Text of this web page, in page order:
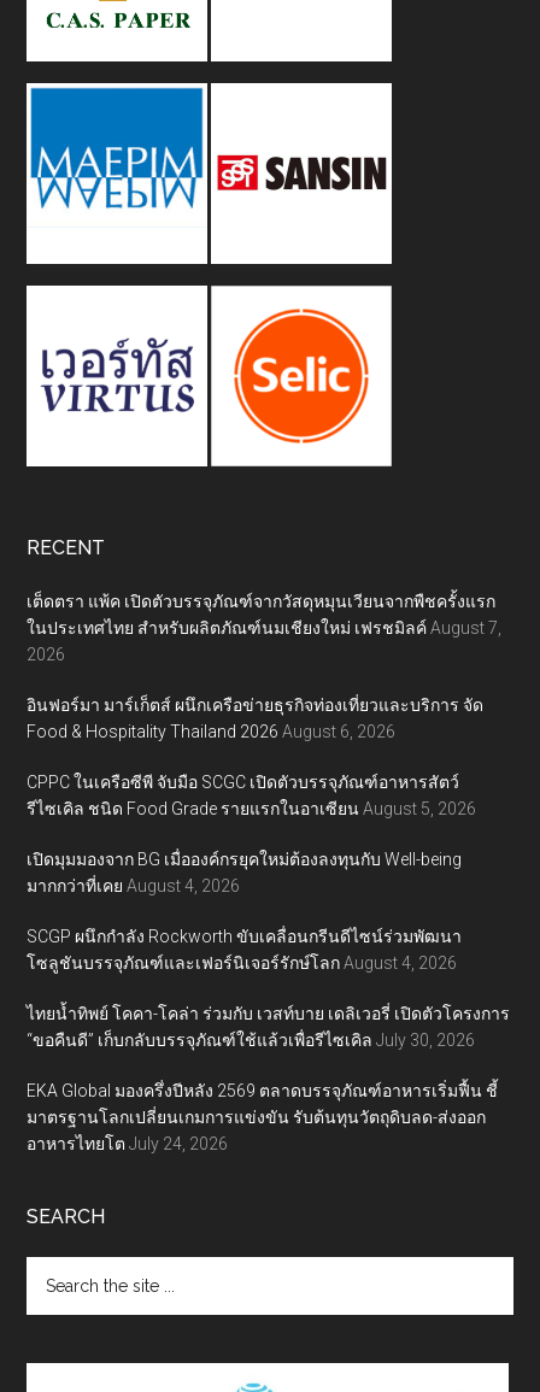
RECENT
เต็ดตรา แพ้ค เปิดตัวบรรจุภัณฑ์จากวัสดุหมุนเวียนจากพืชครั้งแรก
ในประเทศไทย สำหรับผลิตภัณฑ์นมเชียงใหม่ เฟรชมิลค์ August 7,
2026
อินฟอร์มา มาร์เก็ตส์ ผนึกเครือข่ายธุรกิจท่องเที่ยวและบริการ จัด
Food & Hospitality Thailand 2026 August 6, 2026
CPPC ในเครือซีพี จับมือ SCGC เปิดตัวบรรจุภัณฑ์อาหารสัตว์
รีไซเคิล ชนิด Food Grade รายแรกในอาเซียน August 5, 2026
เปิดมุมมองจาก BG เมื่อองค์กรยุคใหม่ต้องลงทุนกับ Well-being
มากกว่าที่เคย August 4, 2026
SCGP ผนึกกำลัง Rockworth ขับเคลื่อนกรีนดีไซน์ร่วมพัฒนา
โซลูชันบรรจุภัณฑ์และเฟอร์นิเจอร์รักษ์โลก August 4, 2026
ไทยน้ำทิพย์ โคคา-โคล่า ร่วมกับ เวสท์บาย เดลิเวอรี่ เปิดตัวโครงการ
“ขอคืนดี” เก็บกลับบรรจุภัณฑ์ใช้แล้วเพื่อรีไซเคิล July 30, 2026
EKA Global มองครึ่งปีหลัง 2569 ตลาดบรรจุภัณฑ์อาหารเริ่มฟื้น ชี้
มาตรฐานโลกเปลี่ยนเกมการแข่งขัน รับต้นทุนวัตถุดิบลด-ส่งออก
อาหารไทยโต July 24, 2026
SEARCH
the